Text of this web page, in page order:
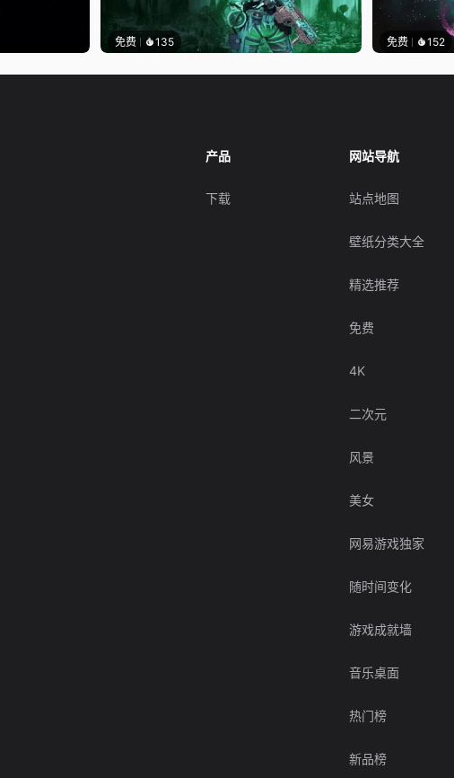
免费 135 免费 152
产品
下载
网站导航
站点地图
壁纸分类大全
精选推荐
免费
4K
二次元
风景
美女
网易游戏独家
随时间变化
游戏成就墙
音乐桌面
热门榜
新品榜